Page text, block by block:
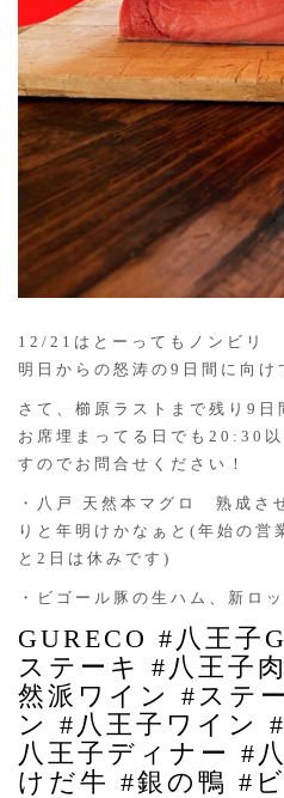
12/21はとーってもノンビリ
明日からの怒涛の9日間に向け
さて、櫛原ラストまで残り9日
お席埋まってる日でも20:30
すのでお問合せください！
・八戸 天然本マグロ 熟成さ
りと年明けかなぁと(年始の営
と2日は休みです)
・ビゴール豚の生ハム、新ロ
GURECO #八王子
ステーキ #八王子
然派ワイン #ステ
ン #八王子ワイン
八王子ディナー #
けだ牛 #銀の鴨 #